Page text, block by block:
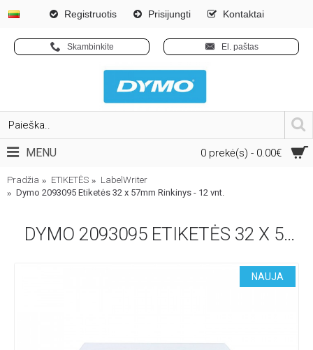
Registruotis Prisijungti Kontaktai
Skambinkite El. paštas
0 prekė(s) - 0.00€
MENU
Pradžia ETIKETĖS
LabelWriter
Dymo 2093095 Etiketės 32 x 57mm Rinkinys - 12 vnt.
DYMO 2093095 ETIKETĖS 32 X 57MM RINKINYS - 12 VNT.
NAUJA